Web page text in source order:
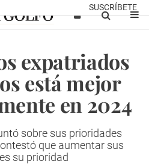
SUSCRÍBETE
expatriados
está mejor
en 2024
sobre sus prioridades
que aumentar sus
su prioridad